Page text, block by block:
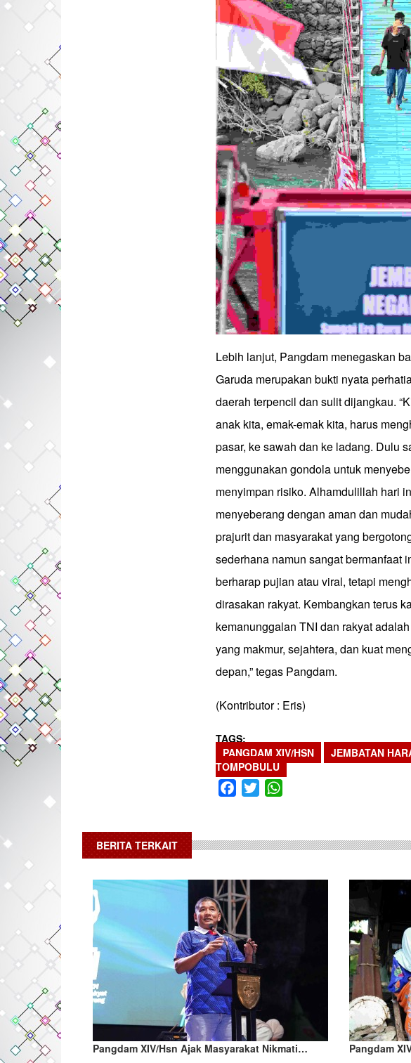
Lebih lanjut, Pangdam menegaskan
Garuda merupakan bukti nyata
daerah terpencil dan sulit dijangkau.
anak kita, emak-emak kita, harus
pasar, ke sawah dan ke ladang. Dulu
menggunakan gondola untuk
menyimpan risiko. Alhamdulillah hari
menyeberang dengan aman dan
prajurit dan masyarakat yang
sederhana namun sangat bermanfaat
berharap pujian atau viral, tetapi
dirasakan rakyat. Kembangkan terus
kemanunggalan TNI dan rakyat
yang makmur, sejahtera, dan kuat
depan,” tegas Pangdam.
(Kontributor : Eris)
TAGS
PANGDAM XIV/HSN
JEMBATAN
TOMPOBULU
Facebook
Twitter
BERITA TERKAIT
Pangdam XIV/Hsn Ajak Masyarakat Nikmati… Pangdam